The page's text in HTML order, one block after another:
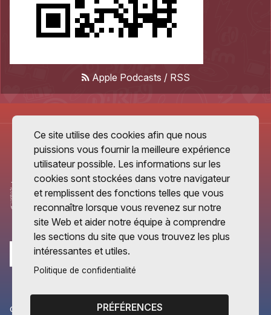
Apple Podcasts / RSS
CANTONS PARTENAIRES
Ce site utilise des cookies afin que nous
puissions vous fournir la meilleure expérience
utilisateur possible. Les informations sur les
cookies sont stockées dans votre navigateur
et remplissent des fonctions telles que vous
reconnaître lorsque vous revenez sur notre
site Web et aider notre équipe à comprendre
les sections du site que vous trouvez les plus
intéressantes et utiles.
Politique de confidentialité
PRÉFÉRENCES